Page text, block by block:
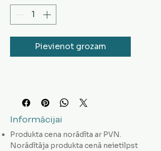
Pievienot grozam
Informācijai
Produkta cena norādīta ar PVN.
Norādītāja produkta cenā neietilpst